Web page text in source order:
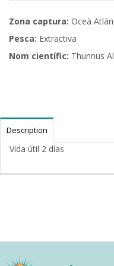
Zona captura: Oceà
Pesca: Extractiva
Nom científic: Thunnus
Description
Vida útil 2 días